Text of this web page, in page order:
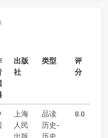
出版
社
类型
评
分
上海
人民
出版
品读
历史-
历史
8.0